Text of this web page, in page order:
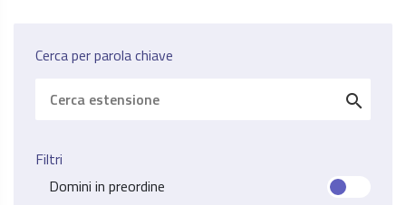
Cerca per parola chiave
search
Filtri
Domini in preordine